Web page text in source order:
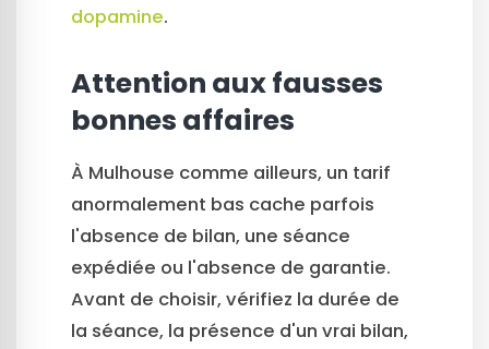
dopamine.
Attention aux fausses
bonnes affaires
À Mulhouse comme ailleurs, un tarif
anormalement bas cache parfois
l'absence de bilan, une séance
expédiée ou l'absence de garantie.
Avant de choisir, vérifiez la durée de
la séance, la présence d'un vrai bilan,